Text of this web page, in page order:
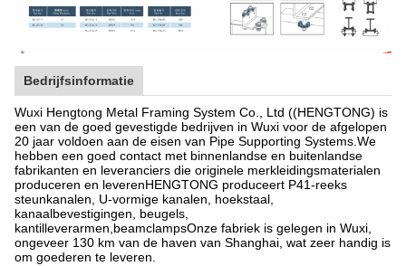
Bedrijfsinformatie
Wuxi Hengtong Metal Framing System Co., Ltd ((HENGTONG) is
een van de goed gevestigde bedrijven in Wuxi voor de afgelopen
20 jaar voldoen aan de eisen van Pipe Supporting Systems.We
hebben een goed contact met binnenlandse en buitenlandse
fabrikanten en leveranciers die originele merkleidingsmaterialen
produceren en leverenHENGTONG produceert P41-reeks
steunkanalen, U-vormige kanalen, hoekstaal,
kanaalbevestigingen, beugels,
kantilleverarmen,beamclampsOnze fabriek is gelegen in Wuxi,
ongeveer 130 km van de haven van Shanghai, wat zeer handig is
om goederen te leveren.